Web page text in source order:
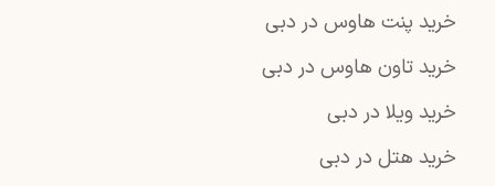
خرید پنت هاوس در دبی
خرید تاون هاوس در دبی
خرید ویلا در دبی
خرید هتل در دبی